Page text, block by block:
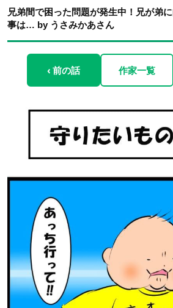
兄弟間で困った問題が発生中！兄が弟
事は… by うさみかあさん
‹ 前の話 作家一覧